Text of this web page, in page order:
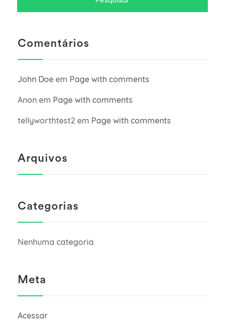
Comentários
John Doe em Page with comments
Anon em Page with comments
tellyworthtest2 em Page with comments
Arquivos
Categorias
Nenhuma categoria
Meta
Acessar